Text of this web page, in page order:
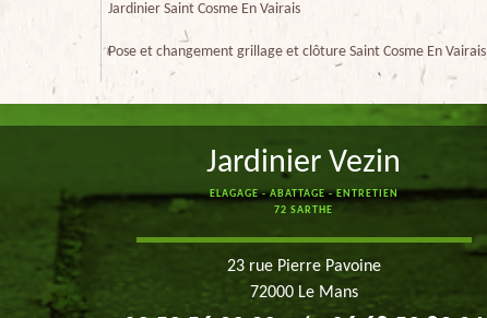
Jardinier Saint Cosme En Vairais
Pose et changement grillage et clôture Saint Cosme En Vairais
Jardinier Vezin
ELAGAGE - ABATTAGE - ENTRETIEN
72 SARTHE
23 rue Pierre Pavoine
72000 Le Mans